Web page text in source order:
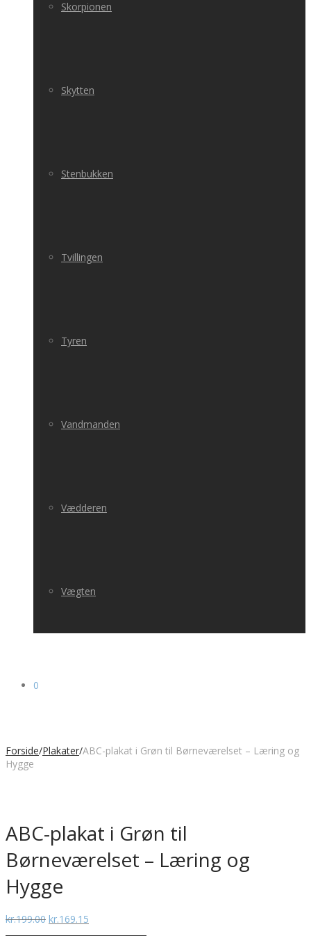
Skorpionen
Skytten
Stenbukken
Tvillingen
Tyren
Vandmanden
Vædderen
Vægten
0
Forside/Plakater/ABC-plakat i Grøn til Børneværelset – Læring og
Hygge
ABC-plakat i Grøn til
Børneværelset – Læring og
Hygge
kr.199.00 Den
kr.169.15